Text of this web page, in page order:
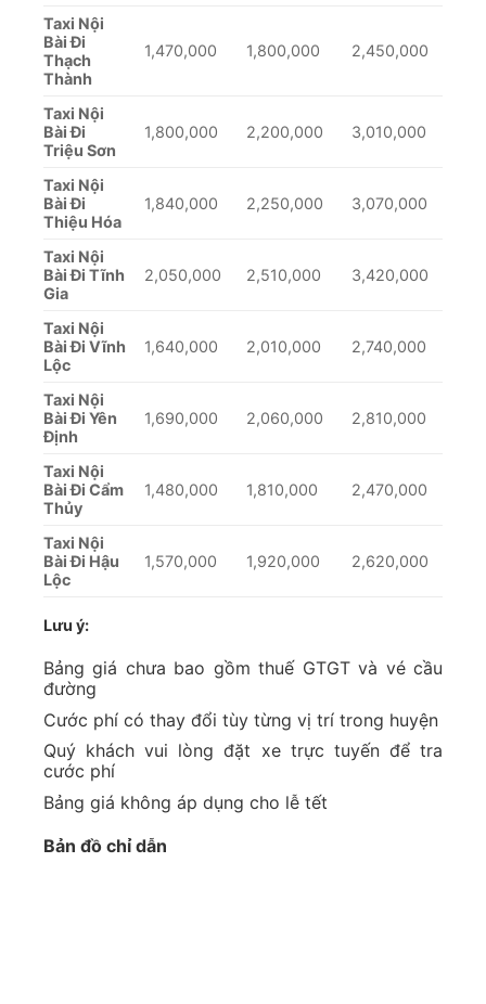
Taxi Nội
Bài Đi
Thạch
Thành
1,470,000 1,800,000 2,450,000
Taxi Nội
Bài Đi
Triệu Sơn
1,800,000 2,200,000 3,010,000
Taxi Nội
Bài Đi
Thiệu Hóa
1,840,000 2,250,000 3,070,000
Taxi Nội
Bài Đi Tĩnh
Gia
2,050,000 2,510,000 3,420,000
Taxi Nội
Bài Đi Vĩnh
Lộc
1,640,000 2,010,000 2,740,000
Taxi Nội
Bài Đi Yên
Định
1,690,000 2,060,000 2,810,000
Taxi Nội
Bài Đi Cẩm
Thủy
1,480,000 1,810,000 2,470,000
Taxi Nội
Bài Đi Hậu
Lộc
1,570,000 1,920,000 2,620,000
Lưu ý:
Bảng giá chưa bao gồm thuế GTGT và vé cầu
đường
Cước phí có thay đổi tùy từng vị trí trong huyện
Quý khách vui lòng đặt xe trực tuyến để tra
cước phí
Bảng giá không áp dụng cho lễ tết
Bản đồ chỉ dẫn